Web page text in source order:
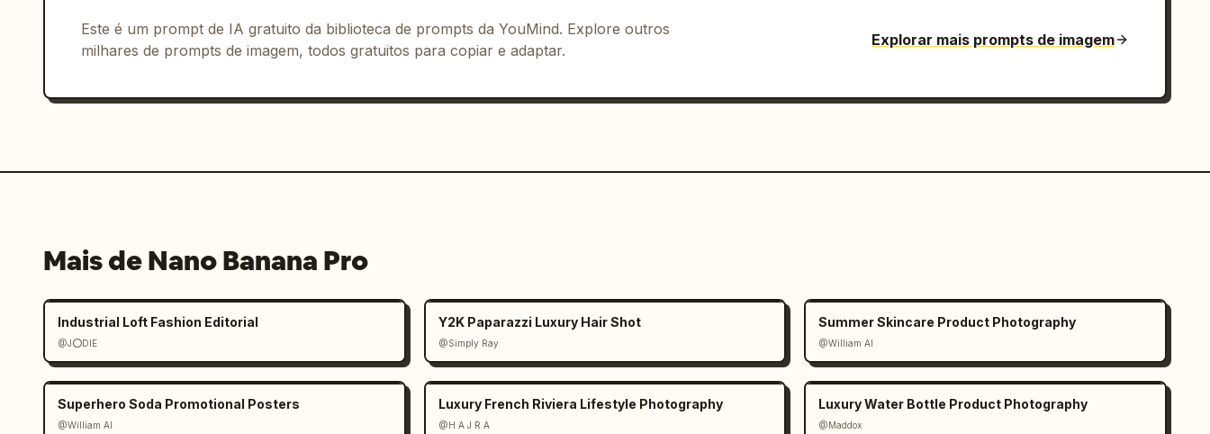
Este é um prompt de IA gratuito da biblioteca de prompts da YouMind. Explore outros
milhares de prompts de imagem, todos gratuitos para copiar e adaptar.
Explorar mais prompts de imagem
Mais de Nano Banana Pro
Industrial Loft Fashion Editorial
@J⭕DIE
Y2K Paparazzi Luxury Hair Shot
@Simply Ray
Summer Skincare Product Photography
@William AI
Superhero Soda Promotional Posters
@William AI
Luxury French Riviera Lifestyle Photography
@H A J R A
Luxury Water Bottle Product Photography
@Maddox